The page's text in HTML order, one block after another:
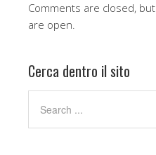
Comments are closed, but
are open.
Cerca dentro il sito